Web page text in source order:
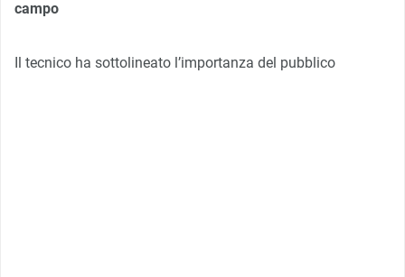
campo
Il tecnico ha sottolineato l’importanza del pubblico